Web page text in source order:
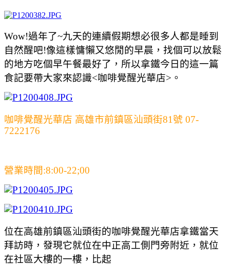
Wow!過年了~九天的連續假期想必很多人都是睡到
自然醒吧!像這樣慵懶又悠閒的早晨，找個可以放鬆
的地方吃個早午餐最好了，所以拿鐵今日的這一篇
食記要帶大家來認識<咖啡覺醒光華店>。
咖啡覺醒光華店 高雄市前鎮區汕頭街81號 07-
7222176
營業時間:8:00-22;00
位在高雄前鎮區汕頭街的咖啡覺醒光華店拿鐵當天
拜訪時，發現它就位在中正高工側門旁附近，就位
在社區大樓的一樓，比起